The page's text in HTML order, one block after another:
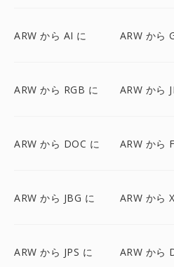
ARW から AI に ARW から
ARW から RGB に ARW から
ARW から DOC に ARW から
ARW から JBG に ARW から
ARW から JPS に ARW から